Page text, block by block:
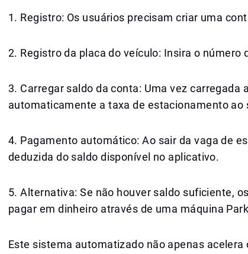
1. Registro: Os usuários precisam criar uma
2. Registro da placa do veículo: Insira o número
3. Carregar saldo da conta: Uma vez carregada
automaticamente a taxa de estacionamento ao
4. Pagamento automático: Ao sair da vaga de
deduzida do saldo disponível no aplicativo.
5. Alternativa: Se não houver saldo suficiente,
pagar em dinheiro através de uma máquina
Este sistema automatizado não apenas